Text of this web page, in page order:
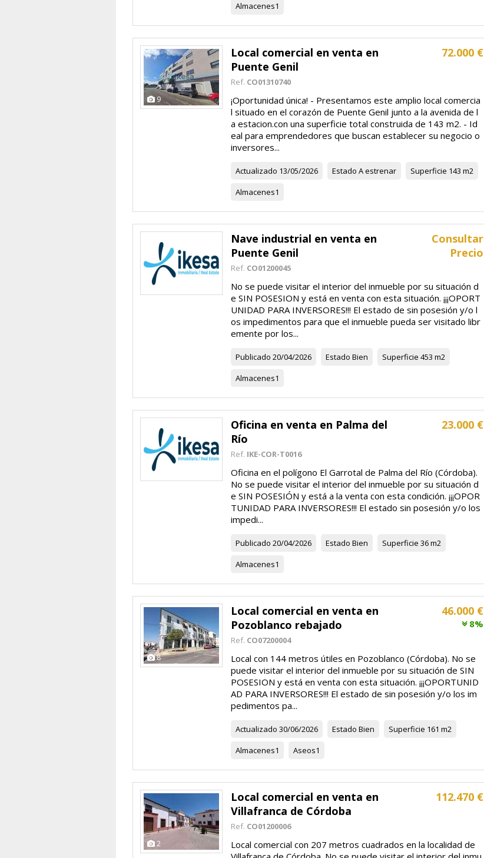
Almacenes1
9
72.000 €
Local comercial en venta en
Puente Genil
Ref. CO01310740
¡Oportunidad única! - Presentamos este amplio local comercia
l situado en el corazón de Puente Genil junto a la avenida de l
a estacion.con una superficie total construida de 143 m2. - Id
eal para emprendedores que buscan establecer su negocio o
inversores...
Actualizado 13/05/2026 Estado A estrenar Superficie 143 m2
Almacenes1
Consultar
Precio
Nave industrial en venta en
Puente Genil
Ref. CO01200045
No se puede visitar el interior del inmueble por su situación d
e SIN POSESION y está en venta con esta situación. ¡¡¡OPORT
UNIDAD PARA INVERSORES!!! El estado de sin posesión y/o l
os impedimentos para que el inmueble pueda ser visitado libr
emente por los...
Publicado 20/04/2026 Estado Bien Superficie 453 m2
Almacenes1
23.000 €
Oficina en venta en Palma del
Río
Ref. IKE-COR-T0016
Oficina en el polígono El Garrotal de Palma del Río (Córdoba).
No se puede visitar el interior del inmueble por su situación d
e SIN POSESIÓN y está a la venta con esta condición. ¡¡¡OPOR
TUNIDAD PARA INVERSORES!!! El estado sin posesión y/o los
impedi...
Publicado 20/04/2026 Estado Bien Superficie 36 m2
Almacenes1
8
46.000 €
8%
Local comercial en venta en
Pozoblanco rebajado
Ref. CO07200004
Local con 144 metros útiles en Pozoblanco (Córdoba). No se
puede visitar el interior del inmueble por su situación de SIN
POSESION y está en venta con esta situación. ¡¡¡OPORTUNID
AD PARA INVERSORES!!! El estado de sin posesión y/o los im
pedimentos pa...
Actualizado 30/06/2026 Estado Bien Superficie 161 m2
Almacenes1 Aseos1
2
112.470 €
Local comercial en venta en
Villafranca de Córdoba
Ref. CO01200006
Local comercial con 207 metros cuadrados en la localidad de